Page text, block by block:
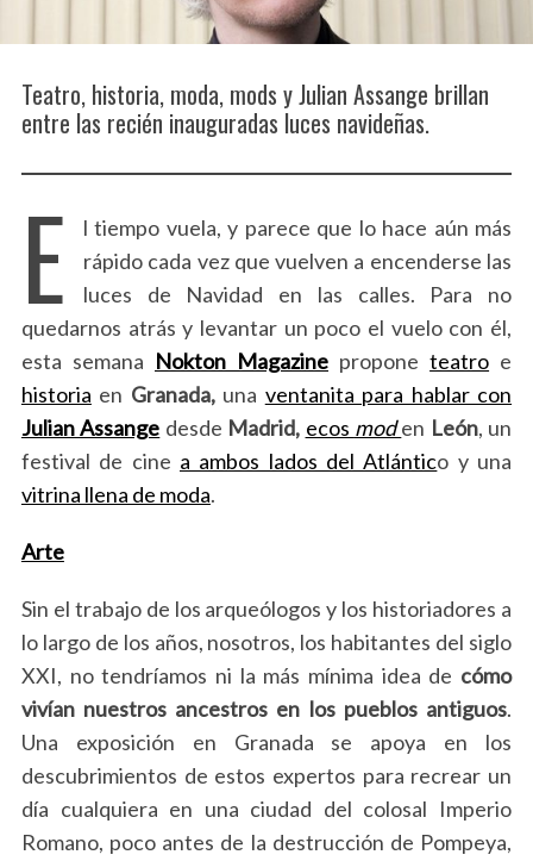
Teatro, historia, moda, mods y Julian Assange brillan
entre las recién inauguradas luces navideñas.
E
l tiempo vuela, y parece que lo hace aún más
rápido cada vez que vuelven a encenderse las
luces de Navidad en las calles. Para no
quedarnos atrás y levantar un poco el vuelo con él,
esta semana Nokton Magazine proponeteatro e
historia en Granada,una ventanita para hablar con
Julian Assange desde Madrid, ecos moden León, un
festival de cine a ambos lados del Atlántico y una
vitrina llena de moda.
Arte
Sin el trabajo de los arqueólogos y los historiadores a
lo largo de los años, nosotros, los habitantes del siglo
XXI, no tendríamos ni la más mínima idea de cómo
vivían nuestros ancestros en los pueblos antiguos.
Una exposición en Granada se apoya en los
descubrimientos de estos expertos para recrear un
día cualquiera en una ciudad del colosal Imperio
Romano, poco antes de la destrucción de Pompeya,